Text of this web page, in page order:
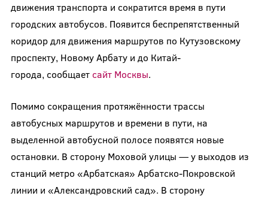
движения транспорта и сократится время в пути
городских автобусов. Появится беспрепятственный
коридор для движения маршрутов по Кутузовскому
проспекту, Новому Арбату и до Китай-
города, сообщает сайт Москвы.
Помимо сокращения протяжённости трассы
автобусных маршрутов и времени в пути, на
выделенной автобусной полосе появятся новые
остановки. В сторону Моховой улицы — у выходов из
станций метро «Арбатская» Арбатско-Покровской
линии и «Александровский сад». В сторону